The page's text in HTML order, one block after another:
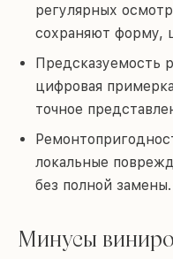
регулярных
сохраняют форму,
Предсказуемость
цифровая
точное
локальные
без полной замены.
Минусы